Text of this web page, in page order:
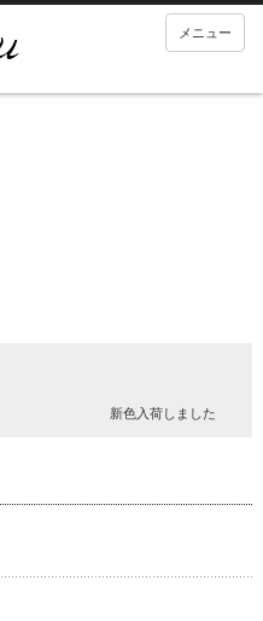
メニュー
新色入荷しました